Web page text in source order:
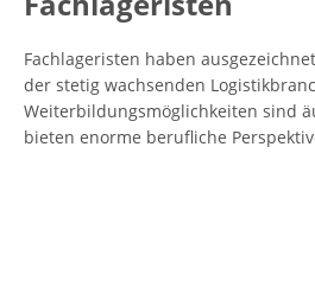
Fachlageristen haben
der stetig wachsenden
Weiterbildungsmöglichkeiten sind
bieten enorme berufliche